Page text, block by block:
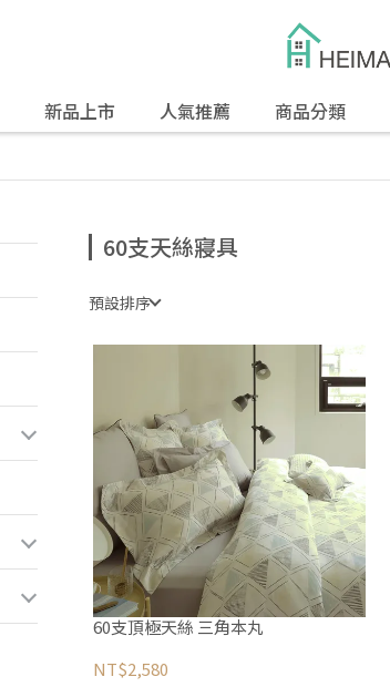
新品上市 人氣推薦 商品分類
60支天絲寢具
預設排序
60支頂極天絲 三角本丸
NT$2,580